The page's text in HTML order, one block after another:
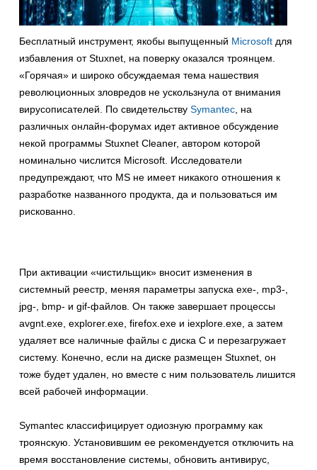
Бесплатный инструмент, якобы выпущенный Microsoft для
избавления от Stuxnet, на поверку оказался троянцем.
«Горячая» и широко обсуждаемая тема нашествия
революционных зловредов не ускользнула от внимания
вирусописателей. По свидетельству Symantec, на
различных онлайн-форумах идет активное обсуждение
некой программы Stuxnet Cleaner, автором которой
номинально числится Microsoft. Исследователи
предупреждают, что MS не имеет никакого отношения к
разработке названного продукта, да и пользоваться им
рискованно.
При активации «чистильщик» вносит изменения в
системный реестр, меняя параметры запуска exe-, mp3-,
jpg-, bmp- и gif-файлов. Он также завершает процессы
avgnt.exe, explorer.exe, firefox.exe и iexplore.exe, а затем
удаляет все наличные файлы с диска С и перезагружает
систему. Конечно, если на диске размещен Stuxnet, он
тоже будет удален, но вместе с ним пользователь лишится
всей рабочей информации.
Symantec классифицирует одиозную программу как
троянскую. Установившим ее рекомендуется отключить на
время восстановление системы, обновить антивирус,